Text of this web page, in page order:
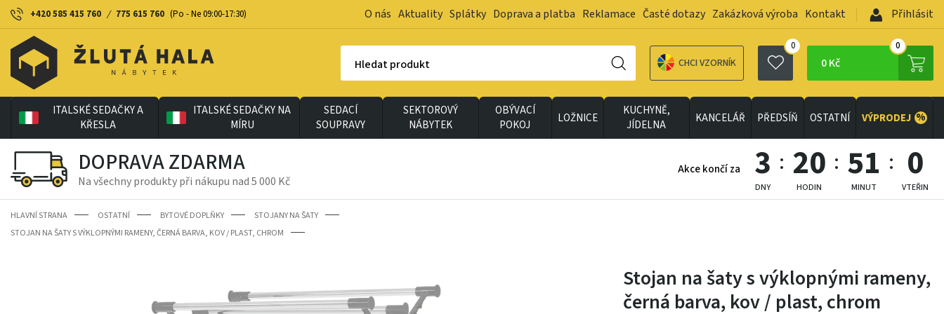
+420 585 415 760 / 775 615 760 (Po - Ne 09:00-17:30) O nás Aktuality Splátky Doprava a platba Reklamace Časté dotazy Zakázková výroba Kontakt Přihlásit
Hledat produkt CHCI VZORNÍK
0
0 Kč
0
ITALSKÉ SEDAČKY A
KŘESLA
ITALSKÉ SEDAČKY NA
MÍRU
SEDACÍ
SOUPRAVY
SEKTOROVÝ
NÁBYTEK
OBÝVACÍ
POKOJ
LOŽNICE
KUCHYNĚ,
JÍDELNA
KANCELÁŘ PŘEDSÍŇ OSTATNÍ VÝPRODEJ %
DOPRAVA ZDARMA
Na všechny produkty při nákupu nad 5 000 Kč
Akce končí za 3
DNY
20
HODIN
50
MINUT
59
VTEŘIN
HLAVNÍ STRANA OSTATNÍ BYTOVÉ DOPLŇKY
STOJANY NA ŠATY
STOJAN NA ŠATY S VÝKLOPNÝMI RAMENY, ČERNÁ BARVA, KOV / PLAST, CHROM
Stojan na šaty s výklopnými rameny,
černá barva, kov / plast, chrom